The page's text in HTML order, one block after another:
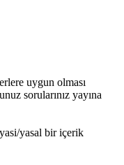
uygun olması
sorularınız yayına
yasal bir içerik